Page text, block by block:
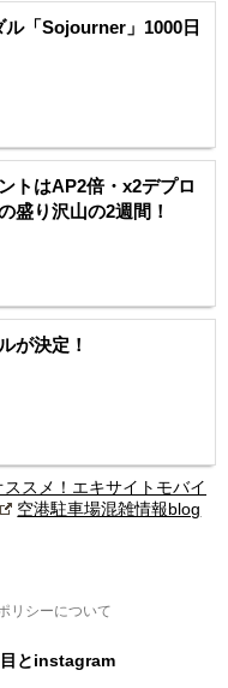
「Sojourner」1000日
トはAP2倍・x2デプロ
盛り沢山の2週間！
が決定！
スメ！エキサイトモバイ
空港駐車場混雑情報blog
リシーについて
とinstagram